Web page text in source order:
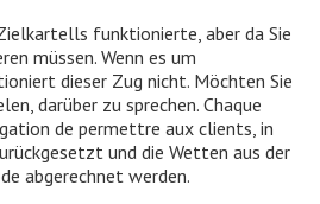
funktionierte, aber da Sie
müssen. Wenn es um
dieser Zug nicht. Möchten Sie
darüber zu sprechen. Chaque
de permettre aux clients, in
und die Wetten aus der
abgerechnet werden.